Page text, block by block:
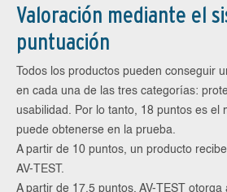
Valoración mediante el
puntuación
Todos los productos pueden conseguir
en cada una de las tres categorías:
usabilidad. Por lo tanto, 18 puntos es el
puede obtenerse en la prueba.
A partir de 10 puntos, un producto
AV-TEST.
A partir de 17,5 puntos, AV-TEST otorga